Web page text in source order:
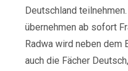
Deutschland
übernehmen ab sofort
Radwa wird neben dem
auch die Fächer